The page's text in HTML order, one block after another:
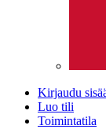
Kirjaudu
Luo tili
Toimintatila